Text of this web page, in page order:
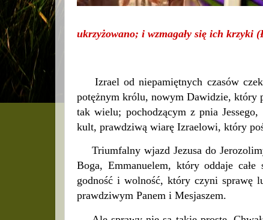
ukrzyżowano; i wzmagały się ich krzyki
Izrael od niepamiętnych czasów
potężnym królu, nowym Dawidzie, który
tak wielu; pochodzącym z pnia
kult, prawdziwą wiarę Izraelowi, który
Triumfalny wjazd Jezusa do
Boga, Emmanuelem, który oddaje
godność i wolność, który czyni sprawę
prawdziwym Panem i Mesjaszem.